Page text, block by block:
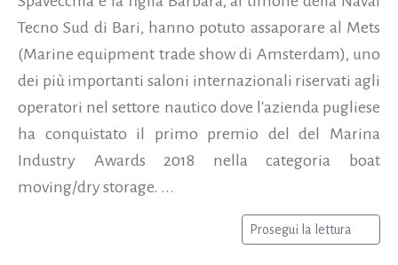
Tecno Sud di Bari, hanno potuto assaporare al Mets
(Marine equipment trade show di Amsterdam), uno
dei più importanti saloni internazionali riservati agli
operatori nel settore nautico dove l'azienda pugliese
ha conquistato il primo premio del del Marina
Industry Awards 2018 nella categoria boat
moving/dry storage. ...
Prosegui la lettura